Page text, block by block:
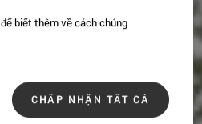
để biết thêm về cách chúng
CHẤP NHẬN TẤT CẢ